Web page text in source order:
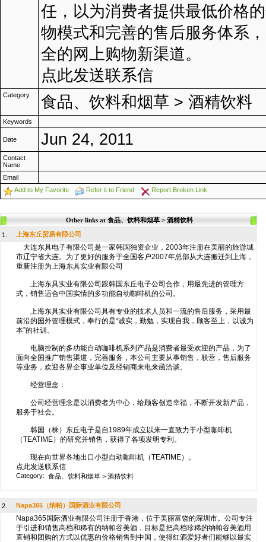
任，以为消费者提供最低价格
物模式和完善的售后服务体系
全的网上购物新渠道。
点此发送联系信
Category 食品、饮料和烟草 > 酒精饮料
Keywords
Date Jun 24, 2011
Contact
Name
Email
Add to My Favorite
Refer it to Friend Report Broken Link
Other links at 食品、饮料和烟草 > 酒精饮料
1. 上海东丘贸易有限公司
大连东具电子有限公司是一家韩国独资企业，2003年注册在美丽的旅游城
市辽宁省大连。为了更好的服务于全国客户2007年总部从大连搬迁到上海，
重新注册为上海东具实业有限公司
上海东具实业有限公司跟韩国东丘电子公司合作，用最先进的管理方
式，销售适合中国实情的多功能自动咖啡机的公司。
上海东具实业有限公司具有专业的技术人员和一流的售后服务，采用最
前沿的国外管理模式，奉行的是“诚实，勤勉，实现自我，顾客至上，以诚为
本”的社训。
电脑控制的多功能自动咖啡机系列产品是消费者最受欢迎的产品，为了
面向全国推广销售渠道，完善服务，本公司主要从事销售，联营，售后服务
等业务，欢迎各界企事业单位及经销商来电来函洽谈。
经营理念：
公司经营理念是以消费者为中心，给顾客创造幸福，不断开发新产品，
服务于社会。
韩国（株）东丘电子是自1989年成立以来一直致力于小型咖啡机
（TEATIME）的研究并销售，获得了各项发明专利。
现在向世界各地出口小型自动咖啡机（TEATIME）。
点此发送联系信
Category: 食品、饮料和烟草 > 酒精饮料
2. Napa365（纳帕）国际酒业有限公司
Napa365国际酒业有限公司注册于香港，位于美丽富饶的深圳市。公司专注
于引进和销售高档和稀有的纳帕谷美酒，目标是把高档珍稀的纳帕谷美酒用
直销和团购的方式以优惠的价格销售到中国，使得红酒爱好者们能够以最实